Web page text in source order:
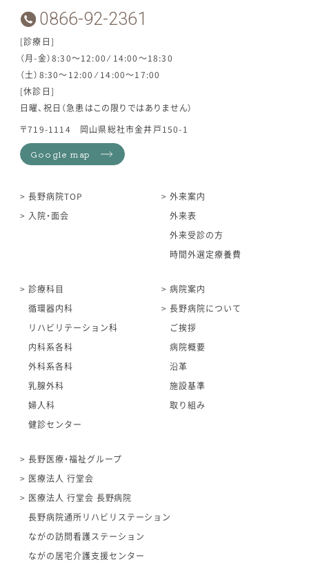
0866-92-2361
[診療日]
（月-金）8:30～12:00 ⁄ 14:00～18:30
（土）8:30～12:00 ⁄ 14:00～17:00
[休診日]
日曜、祝日（急患はこの限りではありません）
〒719-1114 岡山県総社市金井戸150-1
Google map
長野病院TOP
入院・面会
外来案内
外来表
外来受診の方
時間外選定療養費
診療科目
循環器内科
リハビリテーション科
内科系各科
外科系各科
乳腺外科
婦人科
健診センター
病院案内
長野病院について
ご挨拶
病院概要
沿革
施設基準
取り組み
長野医療・福祉グループ
医療法人 行堂会
医療法人 行堂会 長野病院
長野病院通所リハビリステーション
ながの訪問看護ステーション
ながの居宅介護支援センター